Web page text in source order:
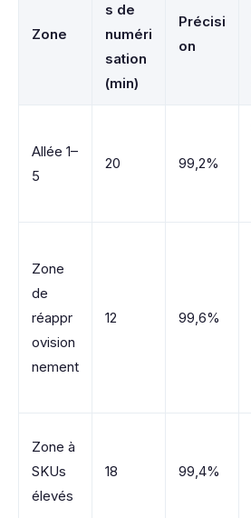
Zone
s de
numéri
sation
(min)
Précisi
on
Allée 1–
5
20 99,2%
Zone
de
réappr
ovision
nement
12 99,6%
Zone à
SKUs
élevés
18 99,4%